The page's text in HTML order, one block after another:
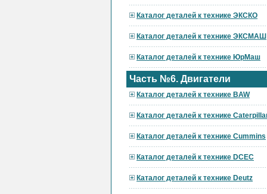
Каталог деталей к технике ЭКСКО
Каталог деталей к технике ЭКСМАШ
Каталог деталей к технике ЮрМаш
Часть №6. Двигатели
Каталог деталей к технике BAW
Каталог деталей к технике
Каталог деталей к технике Cummins
Каталог деталей к технике DCEC
Каталог деталей к технике Deutz